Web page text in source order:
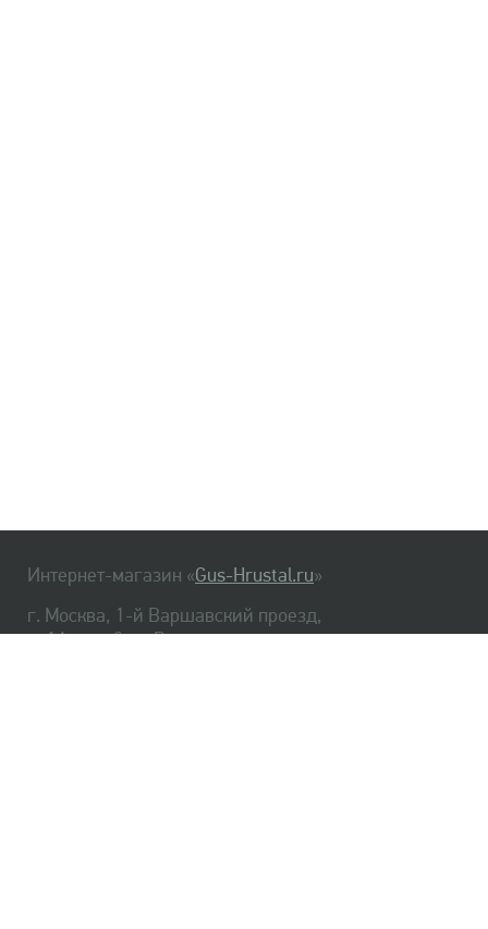
Интернет-магазин «Gus-Hrustal.ru»
г. Москва, 1-й Варшавский проезд,
д. 1А, стр. 3, м. Варшавская